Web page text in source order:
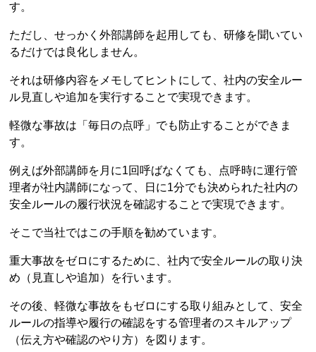
す。
ただし、せっかく外部講師を起用しても、研修を聞いてい
るだけでは良化しません。
それは研修内容をメモしてヒントにして、社内の安全ルー
ル見直しや追加を実行することで実現できます。
軽微な事故は「毎日の点呼」でも防止することができま
す。
例えば外部講師を月に1回呼ばなくても、点呼時に運行管
理者が社内講師になって、日に1分でも決められた社内の
安全ルールの履行状況を確認することで実現できます。
そこで当社ではこの手順を勧めています。
重大事故をゼロにするために、社内で安全ルールの取り決
め（見直しや追加）を行います。
その後、軽微な事故をもゼロにする取り組みとして、安全
ルールの指導や履行の確認をする管理者のスキルアップ
（伝え方や確認のやり方）を図ります。